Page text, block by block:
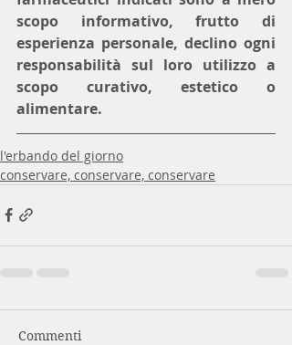
scopo informativo, frutto di
esperienza personale, declino ogni
responsabilità sul loro utilizzo a
scopo curativo, estetico o
alimentare.
l'erbando del giorno
conservare, conservare, conservare
Commenti